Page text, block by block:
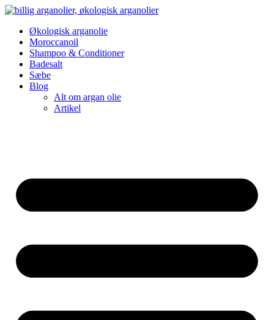
Videre
indholdØkologisk arganolie
Moroccanoil
Shampoo & Conditioner
Badesalt
Sæbe
Blog
Alt om argan olie
Artikel